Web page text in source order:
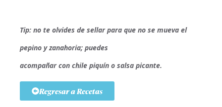
Tip: no te olvides de sellar para que no se mueva el
pepino y zanahoria; puedes
acompañar con chile piquín o salsa picante.
Regresar a Recetas